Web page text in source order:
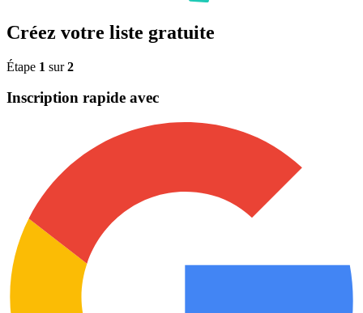
Créez votre liste gratuite
Étape 1 sur2
Inscription rapide avec